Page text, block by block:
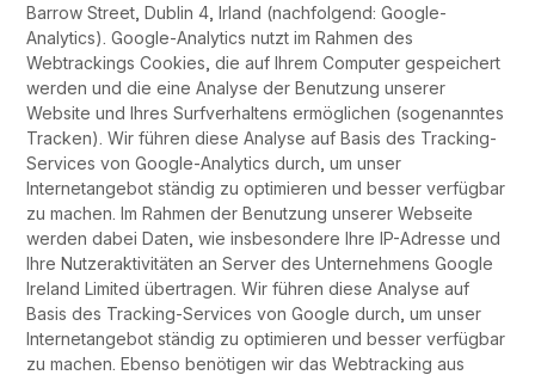
Barrow Street, Dublin 4, Irland (nachfolgend: Google-
Analytics). Google-Analytics nutzt im Rahmen des
Webtrackings Cookies, die auf Ihrem Computer gespeichert
werden und die eine Analyse der Benutzung unserer
Website und Ihres Surfverhaltens ermöglichen (sogenanntes
Tracken). Wir führen diese Analyse auf Basis des Tracking-
Services von Google-Analytics durch, um unser
Internetangebot ständig zu optimieren und besser verfügbar
zu machen. Im Rahmen der Benutzung unserer Webseite
werden dabei Daten, wie insbesondere Ihre IP-Adresse und
Ihre Nutzeraktivitäten an Server des Unternehmens Google
Ireland Limited übertragen. Wir führen diese Analyse auf
Basis des Tracking-Services von Google durch, um unser
Internetangebot ständig zu optimieren und besser verfügbar
zu machen. Ebenso benötigen wir das Webtracking aus